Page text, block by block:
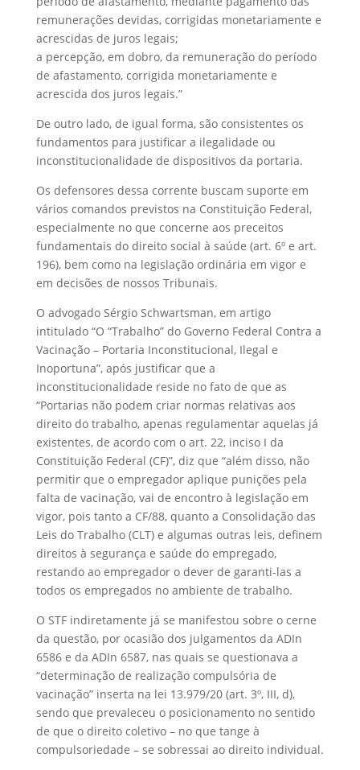
remunerações devidas, corrigidas monetariamente e
acrescidas de juros legais;
a percepção, em dobro, da remuneração do período
de afastamento, corrigida monetariamente e
acrescida dos juros legais.”
De outro lado, de igual forma, são consistentes os
fundamentos para justificar a ilegalidade ou
inconstitucionalidade de dispositivos da portaria.
Os defensores dessa corrente buscam suporte em
vários comandos previstos na Constituição Federal,
especialmente no que concerne aos preceitos
fundamentais do direito social à saúde (art. 6º e art.
196), bem como na legislação ordinária em vigor e
em decisões de nossos Tribunais.
O advogado Sérgio Schwartsman, em artigo
intitulado “O “Trabalho” do Governo Federal Contra a
Vacinação – Portaria Inconstitucional, Ilegal e
Inoportuna”, após justificar que a
inconstitucionalidade reside no fato de que as
“Portarias não podem criar normas relativas aos
direito do trabalho, apenas regulamentar aquelas já
existentes, de acordo com o art. 22, inciso I da
Constituição Federal (CF)”, diz que “além disso, não
permitir que o empregador aplique punições pela
falta de vacinação, vai de encontro à legislação em
vigor, pois tanto a CF/88, quanto a Consolidação das
Leis do Trabalho (CLT) e algumas outras leis, definem
direitos à segurança e saúde do empregado,
restando ao empregador o dever de garanti-las a
todos os empregados no ambiente de trabalho.
O STF indiretamente já se manifestou sobre o cerne
da questão, por ocasião dos julgamentos da ADIn
6586 e da ADIn 6587, nas quais se questionava a
“determinação de realização compulsória de
vacinação” inserta na lei 13.979/20 (art. 3º, III, d),
sendo que prevaleceu o posicionamento no sentido
de que o direito coletivo – no que tange à
compulsoriedade – se sobressai ao direito individual.